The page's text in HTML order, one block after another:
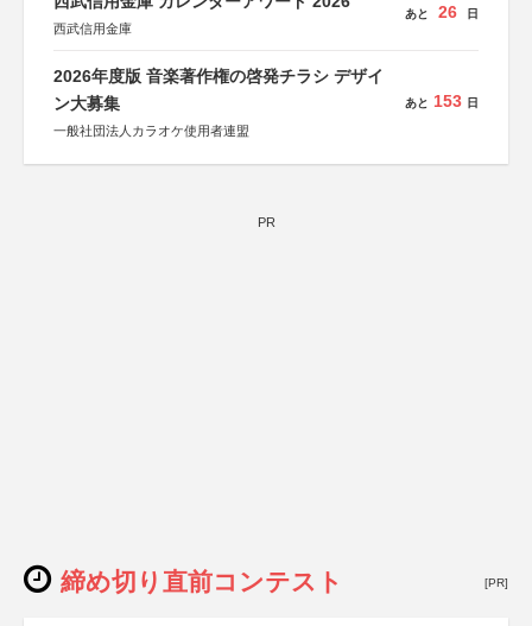
西武信用金庫
あと 26 日
2026年度版 音楽著作権の啓発チラシ デザイ
ン大募集
一般社団法人カラオケ使用者連盟
あと 153 日
PR
締め切り直前コンテスト [PR]